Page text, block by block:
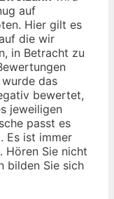
auf
Hier gilt es
die wir
in Betracht zu
das
bewertet,
jeweiligen
passt es
Es ist immer
Hören Sie nicht
bilden Sie sich